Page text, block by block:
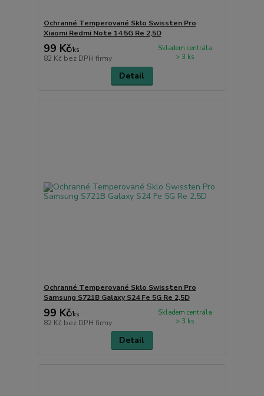
Ochranné Temperované Sklo Swissten Pro
Xiaomi Redmi Note 14 5G Re 2,5D
99 Kč/ks
82 Kč bez DPH firmy
Skladem centrála
> 3 ks
Detail
Ochranné Temperované Sklo Swissten Pro
Samsung S721B Galaxy S24 Fe 5G Re 2,5D
99 Kč/ks
82 Kč bez DPH firmy
Skladem centrála
> 3 ks
Detail